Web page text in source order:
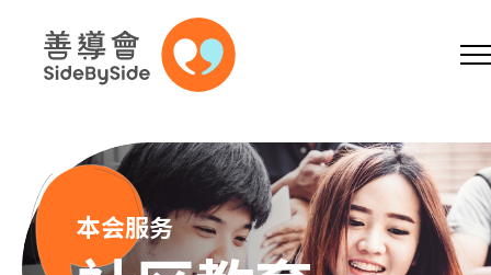
跳到内容（按回车键）
A A EN繁 简
本会服务